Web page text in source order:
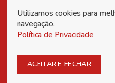
Copyright © 2026
Todos os
Utilizamos cookies para
navegação.
Política de Privacidade
ACEITAR E FECHAR